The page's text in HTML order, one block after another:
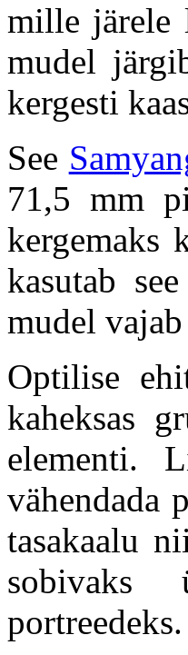
mille järele
mudel
kergesti
See
71,5 mm
kergemaks
kasutab
mudel
Optilise
kaheksas
elementi.
vähendada
tasakaalu
sobivaks
portreedeks.